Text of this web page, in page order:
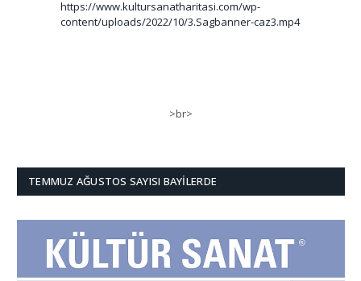
https://www.kultursanatharitasi.com/wp-
content/uploads/2022/10/3.Sagbanner-caz3.mp4
>br>
TEMMUZ AĞUSTOS SAYISI BAYILERDE